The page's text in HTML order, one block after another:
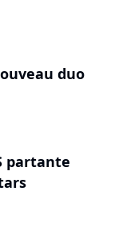
duo
partante